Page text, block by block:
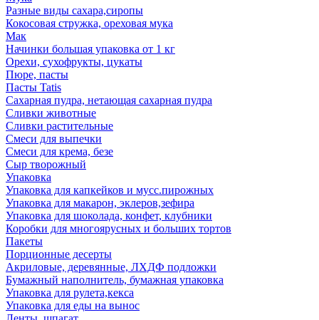
Разные виды сахара,сиропы
Кокосовая стружка, ореховая мука
Мак
Начинки большая упаковка от 1 кг
Орехи, сухофрукты, цукаты
Пюре, пасты
Пасты Tatis
Сахарная пудра, нетающая сахарная пудра
Сливки животные
Сливки растительные
Смеси для выпечки
Смеси для крема, безе
Сыр творожный
Упаковка
Упаковка для капкейков и мусс.пирожных
Упаковка для макарон, эклеров,зефира
Упаковка для шоколада, конфет, клубники
Коробки для многоярусных и больших тортов
Пакеты
Порционные десерты
Акриловые, деревянные, ЛХДФ подложки
Бумажный наполнитель, бумажная упаковка
Упаковка для рулета,кекса
Упаковка для еды на вынос